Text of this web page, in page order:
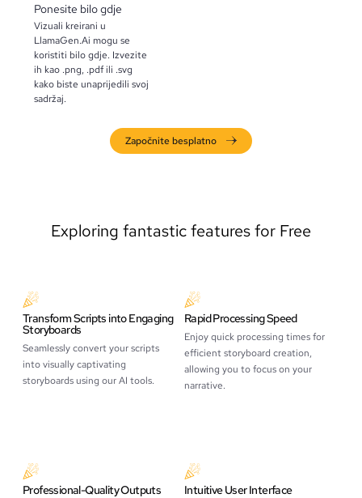
Ponesite bilo gdje
Vizuali kreirani u
LlamaGen.Ai mogu se
koristiti bilo gdje. Izvezite
ih kao .png, .pdf ili .svg
kako biste unaprijedili svoj
sadržaj.
Započnite besplatno
Exploring fantastic features for Free
Transform Scripts into Engaging
Storyboards
Seamlessly convert your scripts
into visually captivating
storyboards using our AI tools.
Rapid Processing Speed
Enjoy quick processing times for
efficient storyboard creation,
allowing you to focus on your
narrative.
Professional-Quality Outputs Intuitive User Interface